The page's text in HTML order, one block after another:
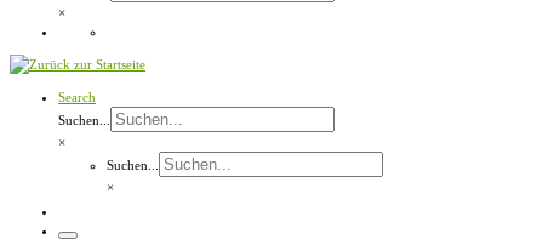
×
Search
Suchen...
×
Suchen...
×